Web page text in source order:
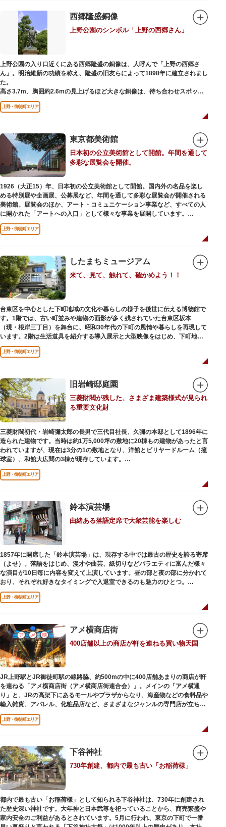
参拝は6:00～17:00（御朱印の授与は9:00～17:00）
西郷隆盛銅像
上野公園のシンボル「上野の西郷さん」
上野公園の入り口近くにある西郷隆盛の銅像は、人呼んで「上野の西郷さ
ん」。明治維新の功績を称え、隆盛の旧友らによって1898年に建立されまし
た。
高さ3.7m、胸囲約2.6mの見上げるほど大きな銅像は、待ち合わせスポット
やフォトスポットとして親しまれています。彫刻家、高村光雲によって作ら
れた像は、愛犬のツンと一緒にうさぎ狩りに出かけているところだそう。
上野公園にお立ち寄りの際は、ぜひ「上野の西郷さん」と写真撮影を楽しん
上野・御徒町エリア
東京都美術館
日本初の公立美術館として開館。年間を通して
多彩な展覧会を開催。
1926（大正15）年、日本初の公立美術館として開館。国内外の名品を楽し
める特別展や企画展、公募展など、年間を通して多彩な展覧会が開催される
美術館。展覧会のほか、アート・コミュニケーション事業など、すべての人
に開かれた「アートへの入口」として様々な事業を展開しています。
レストランやミュージアムショップも充実。開放的なガラス張りのレストラ
ンからは、美術館のプロムナードや四季折々の公園の景色を眺めることがで
能です（観覧料は展覧会によって異なります。展覧会のスケジュールや観覧
料等の詳細は公式サイトをご確認ください）。
専門のスタッフに子供を預け、ゆっくりと展覧会鑑賞を楽しめる託児サービ
ス「パパママデー（事前予約制）」や、個室スペースのある授乳室、ミルク
用のお湯のサービスもあるのでファミリーにもおすすめです。
レンガ色のタイル張りの建物は、日本のモダニズム建築の巨匠・前川國男の
設計。
屋外には彫刻等の立体作品も展示されています。
上野・御徒町エリア
したまちミュージアム
来て、見て、触れて、確かめよう！！
台東区を中心とした下町地域の文化や暮らしの様子を後世に伝える博物館で
す。1階では、古い町並みや建物の面影が多く残されていた台東区坂本
（現・根岸三丁目）を舞台に、昭和30年代の下町の風情や暮らしを再現して
います。2階は生活道具を紹介する導入展示と大型映像をはじめ、下町地域
の歴史や出来事をたどることのできる資料を展示しています。また3階には
企画展示室と、道具や玩具を体験し、調べることができるしたまち情報コー
上野・御徒町エリア
旧岩崎邸庭園
三菱財閥が残した、さまざま建築様式が見られ
る重要文化財
三菱財閥初代・岩崎彌太郎の長男で三代目社長、久彌の本邸として1896年に
造られた建物です。当時は約1万5,000坪の敷地に20棟もの建物があったと言
われていますが、現在は3分の1の敷地となり、洋館とビリヤードルーム（撞
球室）、和館大広間の3棟が現存しています。
【洋館】
鹿鳴館の建築家として知られるジョサイア・コンドルによって設計された西
ています。
【撞球室】
当時の日本では非常に珍しいスイスの山小屋風の撞球室（ビリヤード場）
で、洋館から地下道でつながっています。通常は非公開ですが、毎月15日
（10月のみ10/16）に先着順で限定公開されています。
【和館大広間】
洋館に併置された名棟 梁大河喜十郎の手によるものと伝えられている書院造
りの和館で、当時は550坪に及ぶ洋館を遥かにしのぐ規模でしたが、現在は
冠婚葬祭などに使われていた大広間の1棟だけが残っています。
を一部踏襲している広大な庭は、建築様式同様に和洋併置式とされ、「芝
庭」をもつ近代庭園の初期の形を残しています。江戸時代の石碑や手水鉢、
庭石などが見られ、煉瓦塀を含めた敷地全体が重要文化財に指定されていま
す。
上野・御徒町エリア
鈴本演芸場
由緒ある落語定席で大衆芸能を楽しむ
1857年に開席した「鈴本演芸場」は、現存する中では最古の歴史を誇る寄席
（よせ）。落語をはじめ、漫才や曲芸、紙切りなどバラエティに富んだ様々
な演目が10日毎に内容を変えて上演しています。昼の部と夜の部に分かれて
おり、それぞれ好きなタイミングで入退室できるのも魅力のひとつ。
上演中は飲食も可能です。おすすめは売店で購入できる、お箸で切れるやわ
らかさで有名な「上野 井泉本店」のかつサンド。お弁当やお菓子を食べたり
上野・御徒町エリア
アメ横商店街
400店舗以上の商店が軒を連ねる買い物天国
JR上野駅とJR御徒町駅の線路脇、約500mの中に400店舗あまりの商店が軒
を連ねる「アメ横商店街（アメ横商店街連合会）」。メインの「アメ横通
り」と、JRの高架下にあるモールやプラザからなり、海産物などの食料品や
輸入雑貨、アパレル、化粧品店など、さまざまなジャンルの専門店が立ち並
んでいます。活気ある呼び込みが飛び交うなかで、店員さんとの会話も楽し
みながら目玉商品や特価品を探せるのが魅力のひとつ。年末の叩き売りは風
アメ横のはじまりは、物資が底をついた第二次世界大戦後にできた闇市。多
くの闇市が的屋の仕切りであったのに対して、アメ横は満州からの復員兵が
共同体となり連合会を結成。出店を統制し、商店街が形成されました。
当時、JR上野駅のすぐ南に発生した闇市は、飴を販売する屋台があったこと
から「アメヤ横丁（飴屋通り）」と呼ばれるように。反対側のJR御徒町付近
には、アメリカ進駐軍の放出物資を販売する店ができたので「アメリカ横丁
（アメリカ通り）」と呼ばれるようになりました。この2つのエリアが統合
され、今の「アメ横」になったと言われています。
上野・御徒町エリア
下谷神社
730年創建、都内で最も古い「お稲荷様」
都内で最も古い「お稲荷様」として知られる下谷神社は、730年に創建され
た歴史深い神社です。大年神と日本武尊を祀っていることから、商売繁盛や
家内安全のご利益があるとされています。5月に行われ、東京の下町で一番